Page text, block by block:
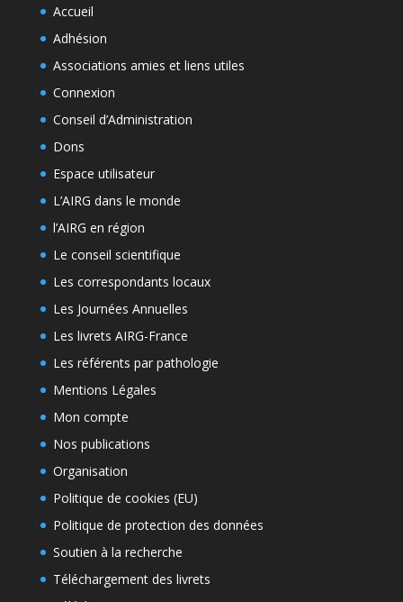
Accueil
Adhésion
Associations amies et liens utiles
Connexion
Conseil d’Administration
Dons
Espace utilisateur
L’AIRG dans le monde
l’AIRG en région
Le conseil scientifique
Les correspondants locaux
Les Journées Annuelles
Les livrets AIRG-France
Les référents par pathologie
Mentions Légales
Mon compte
Nos publications
Organisation
Politique de cookies (EU)
Politique de protection des données
Soutien à la recherche
Téléchargement des livrets